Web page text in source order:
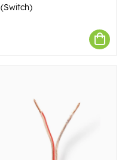
(Switch)